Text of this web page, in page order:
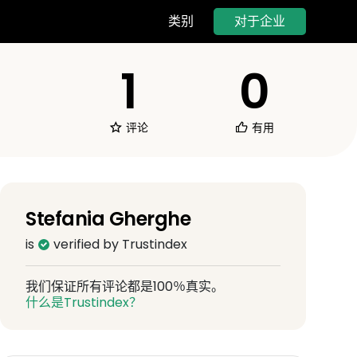
类别 对于企业
1
评论
0
有用
Stefania Gherghe
is verified by Trustindex
我们保证所有评论都是100％真实。
什么是Trustindex？